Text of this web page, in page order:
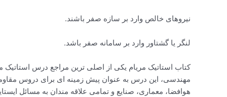
نیروهای خالص وارد بر سازه صفر باشند.
لنگر یا گشتاور وارد بر سامانه صفر باشد.
کتاب استاتیک مریام یکی از اصلی ترین مراجع درس
مهندسی، این درس به عنوان پیش زمینه ای برای دروس
هوافضا، معماری، صنایع و تمامی علاقه مندان به مسائل